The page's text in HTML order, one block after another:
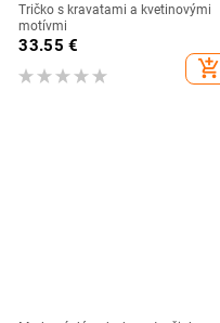
Tričko s kravatami a kvetinovými
motívmi
33.55 €
add_shopping_cart